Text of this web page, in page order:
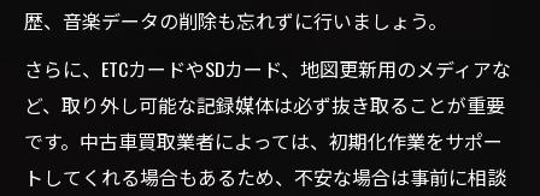
歴、音楽データの削除も忘れずに行いましょう。
さらに、ETCカードやSDカード、地図更新用のメディアな
ど、取り外し可能な記録媒体は必ず抜き取ることが重要
です。中古車買取業者によっては、初期化作業をサポー
トしてくれる場合もあるため、不安な場合は事前に相談